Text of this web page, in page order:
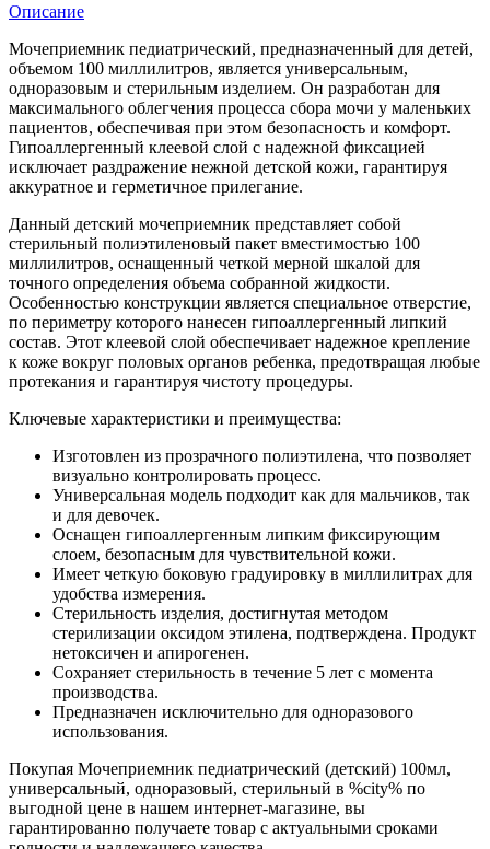
Описание
Мочеприемник педиатрический, предназначенный для детей,
объемом 100 миллилитров, является универсальным,
одноразовым и стерильным изделием. Он разработан для
максимального облегчения процесса сбора мочи у маленьких
пациентов, обеспечивая при этом безопасность и комфорт.
Гипоаллергенный клеевой слой с надежной фиксацией
исключает раздражение нежной детской кожи, гарантируя
аккуратное и герметичное прилегание.
Данный детский мочеприемник представляет собой
стерильный полиэтиленовый пакет вместимостью 100
миллилитров, оснащенный четкой мерной шкалой для
точного определения объема собранной жидкости.
Особенностью конструкции является специальное отверстие,
по периметру которого нанесен гипоаллергенный липкий
состав. Этот клеевой слой обеспечивает надежное крепление
к коже вокруг половых органов ребенка, предотвращая любые
протекания и гарантируя чистоту процедуры.
Ключевые характеристики и преимущества:
Изготовлен из прозрачного полиэтилена, что позволяет
визуально контролировать процесс.
Универсальная модель подходит как для мальчиков, так
и для девочек.
Оснащен гипоаллергенным липким фиксирующим
слоем, безопасным для чувствительной кожи.
Имеет четкую боковую градуировку в миллилитрах для
удобства измерения.
Стерильность изделия, достигнутая методом
стерилизации оксидом этилена, подтверждена. Продукт
нетоксичен и апирогенен.
Сохраняет стерильность в течение 5 лет с момента
производства.
Предназначен исключительно для одноразового
использования.
Покупая Мочеприемник педиатрический (детский) 100мл,
универсальный, одноразовый, стерильный в %city% по
выгодной цене в нашем интернет-магазине, вы
гарантированно получаете товар с актуальными сроками